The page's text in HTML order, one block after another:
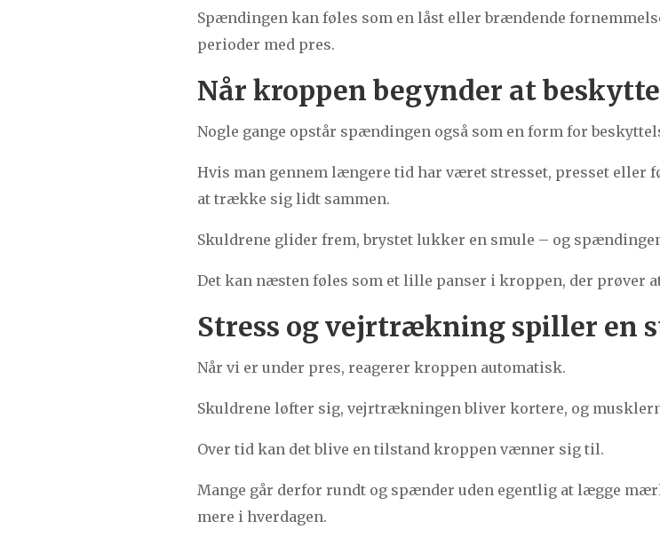
Spændingen kan føles som en låst eller brændende
perioder med pres.
Når kroppen begynder at
Nogle gange opstår spændingen også som en form for
Hvis man gennem længere tid har været stresset, presset eller
at trække sig lidt sammen.
Skuldrene glider frem, brystet lukker en smule – og
Det kan næsten føles som et lille panser i kroppen, der prøver
Stress og vejrtrækning spiller en
Når vi er under pres, reagerer kroppen automatisk.
Skuldrene løfter sig, vejrtrækningen bliver kortere, og
Over tid kan det blive en tilstand kroppen vænner sig til.
Mange går derfor rundt og spænder uden egentlig at lægge
mere i hverdagen.